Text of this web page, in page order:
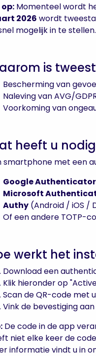
op: Momenteel wordt
2026 wordt
mogelijk in te stellen.
is
Bescherming van
Naleving van AVG/
Voorkoming van
heeft u
smartphone met een
Google Authenticator
Microsoft
Authy (Android / iOS /
Of een andere TOTP-
werkt het
Download een
Klik hieronder op
Scan de QR-code met
Vink de bevestiging
De code in de app
niet elke keer de
informatie vindt u in